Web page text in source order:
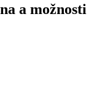
a možnosti